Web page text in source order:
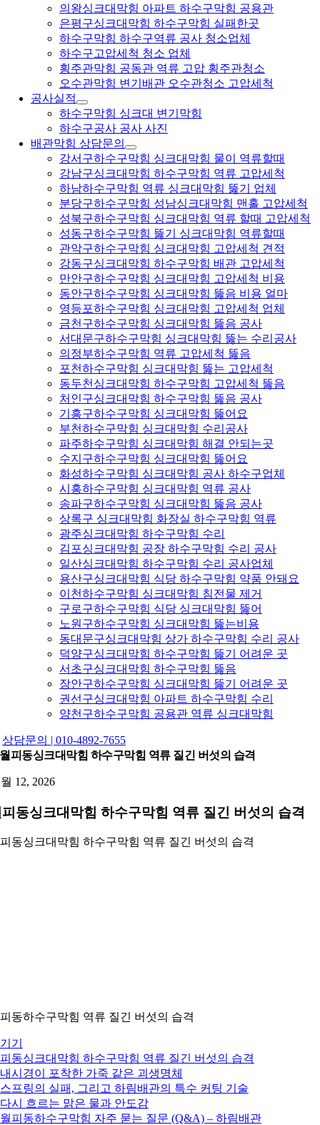
의왕싱크대막힘 아파트 하수구막힘 공용관
은평구싱크대막힘 하수구막힘 실패한곳
하수구막힘 하수구역류 공사 청소업체
하수구고압세척 청소 업체
횡주관막힘 공동관 역류 고압 횡주관청소
오수관막힘 변기배관 오수관청소 고압세척
공사실적
하수구막힘 싱크대 변기막힘
하수구공사 공사 사진
배관막힘 상담문의
강서구하수구막힘 싱크대막힘 물이 역류할때
강남구싱크대막힘 하수구막힘 역류 고압세척
하남하수구막힘 역류 싱크대막힘 뚫기 업체
분당구하수구막힘 성남싱크대막힘 맨홀 고압세척
성북구하수구막힘 싱크대막힘 역류 할때 고압세척
성동구하수구막힘 뚫기 싱크대막힘 역류할때
관악구하수구막힘 싱크대막힘 고압세척 견적
강동구싱크대막힘 하수구막힘 배관 고압세척
만안구하수구막힘 싱크대막힘 고압세척 비용
동안구하수구막힘 싱크대막힘 뚫음 비용 얼마
영등포하수구막힘 싱크대막힘 고압세척 업체
금천구하수구막힘 싱크대막힘 뚫음 공사
서대문구하수구막힘 싱크대막힘 뚫는 수리공사
의정부하수구막힘 역류 고압세척 뚫음
포천하수구막힘 싱크대막힘 뚫는 고압세척
동두천싱크대막힘 하수구막힘 고압세척 뚫음
처인구싱크대막힘 하수구막힘 뚫음 공사
기흥구하수구막힘 싱크대막힘 뚫어요
부천하수구막힘 싱크대막힘 수리공사
파주하수구막힘 싱크대막힘 해결 안되는곳
수지구하수구막힘 싱크대막힘 뚫어요
화성하수구막힘 싱크대막힘 공사 하수구업체
시흥하수구막힘 싱크대막힘 역류 공사
송파구하수구막힘 싱크대막힘 뚫음 공사
상록구 싱크대막힘 화장실 하수구막힘 역류
광주싱크대막힘 하수구막힘 수리
김포싱크대막힘 공장 하수구막힘 수리 공사
일산싱크대막힘 하수구막힘 수리 공사업체
용산구싱크대막힘 식당 하수구막힘 약품 안돼요
이천하수구막힘 싱크대막힘 침전물 제거
구로구하수구막힘 식당 싱크대막힘 뚫어
노원구하수구막힘 싱크대막힘 뚫는비용
동대문구싱크대막힘 상가 하수구막힘 수리 공사
덕양구싱크대막힘 하수구막힘 뚫기 어려운 곳
서초구싱크대막힘 하수구막힘 뚫음
장안구하수구막힘 싱크대막힘 뚫기 어려운 곳
권선구싱크대막힘 아파트 하수구막힘 수리
양천구하수구막힘 공용관 역류 싱크대막힘
상담문의 | 010-4892-7655
월피동싱크대막힘 하수구막힘 역류 질긴 버섯의 습격
12, 2026
동싱크대막힘 하수구막힘 역류 질긴 버섯의 습격
동싱크대막힘 하수구막힘 역류 질긴 버섯의 습격
동하수구막힘 역류 질긴 버섯의 습격
기
동싱크대막힘 하수구막힘 역류 질긴 버섯의 습격
시경이 포착한 가죽 같은 괴생명체
프링의 실패, 그리고 하림배관의 특수 커팅 기술
시 흐르는 맑은 물과 안도감
피동하수구막힘 자주 묻는 질문 (Q&A) – 하림배관